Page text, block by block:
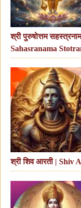
श्री पुरुषोत्तम
Sahasranama
श्री शिव आरती | Shiv